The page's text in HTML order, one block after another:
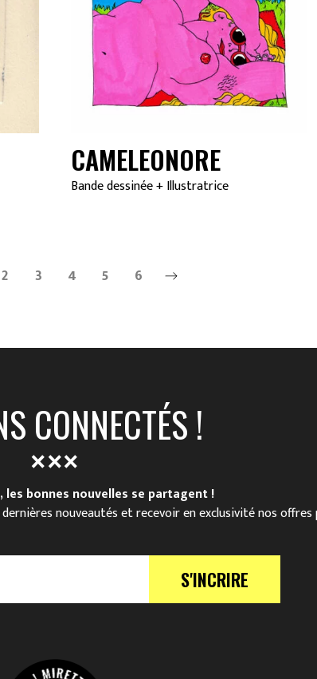
CAMELEONORE
Bande dessinée+Illustratrice
2 3 4 5 6
CONNECTÉS !
les bonnes nouvelles se partagent !
nouveautés et recevoir en exclusivité nos
S'INCRIRE